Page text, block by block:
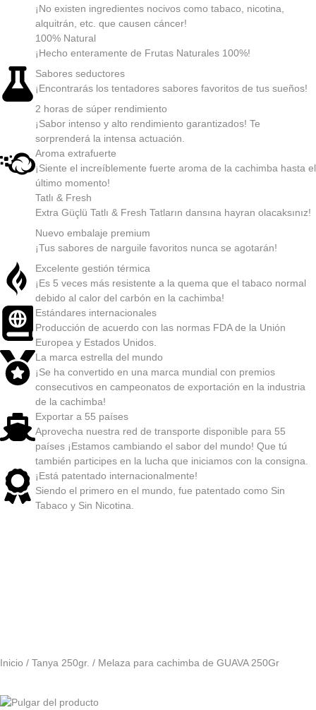
¡No existen ingredientes nocivos como tabaco, nicotina,
alquitrán, etc. que causen cáncer!
100% Natural
¡Hecho enteramente de Frutas Naturales 100%!
Sabores seductores
¡Encontrarás los tentadores sabores favoritos de tus sueños!
2 horas de súper rendimiento
¡Sabor intenso y alto rendimiento garantizados! Te
sorprenderá la intensa actuación.
Aroma extrafuerte
¡Siente el increíblemente fuerte aroma de la cachimba hasta el
último momento!
Tatlı & Fresh
Extra Güçlü Tatlı & Fresh Tatların dansına hayran olacaksınız!
Nuevo embalaje premium
¡Tus sabores de narguile favoritos nunca se agotarán!
Excelente gestión térmica
¡Es 5 veces más resistente a la quema que el tabaco normal
debido al calor del carbón en la cachimba!
Estándares internacionales
Producción de acuerdo con las normas FDA de la Unión
Europea y Estados Unidos.
La marca estrella del mundo
¡Se ha convertido en una marca mundial con premios
consecutivos en campeonatos de exportación en la industria
de la cachimba!
Exportar a 55 países
Aprovecha nuestra red de transporte disponible para 55
países ¡Estamos cambiando el sabor del mundo! Que tú
también participes en la lucha que iniciamos con la consigna.
¡Está patentado internacionalmente!
Siendo el primero en el mundo, fue patentado como Sin
Tabaco y Sin Nicotina.
Inicio / Tanya 250gr. / Melaza para cachimba de GUAVA 250Gr